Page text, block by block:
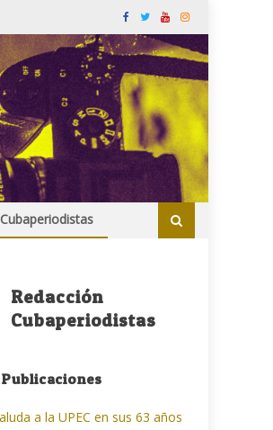
Redacción
Cubaperiodistas
a la UPEC en sus 63 años